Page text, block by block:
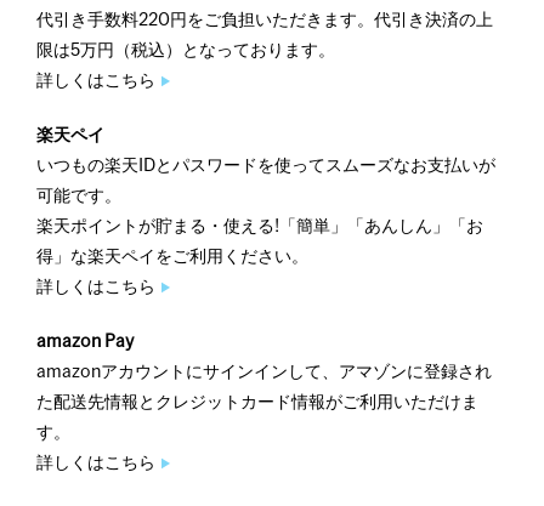
代引き手数料220円をご負担いただきます。代引き決済の上
限は5万円（税込）となっております。
詳しくはこちら
楽天ペイ
いつもの楽天IDとパスワードを使ってスムーズなお支払いが
可能です。
楽天ポイントが貯まる・使える!「簡単」「あんしん」「お
得」な楽天ペイをご利用ください。
詳しくはこちら
amazon Pay
amazonアカウントにサインインして、アマゾンに登録され
た配送先情報とクレジットカード情報がご利用いただけま
す。
詳しくはこちら